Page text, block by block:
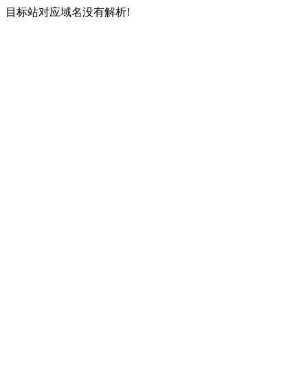
目标站对应域名没有解析!